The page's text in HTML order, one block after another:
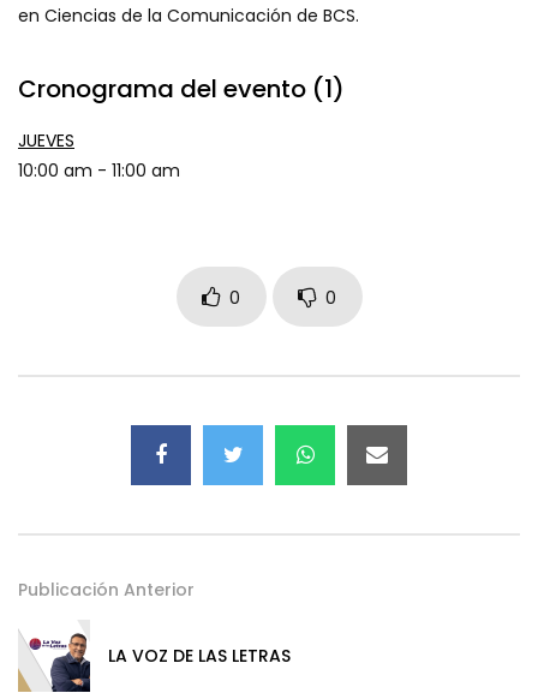
en Ciencias de la Comunicación de BCS.
Cronograma del evento (1)
JUEVES
10:00 am - 11:00 am
0 0
Publicación Anterior
LA VOZ DE LAS LETRAS